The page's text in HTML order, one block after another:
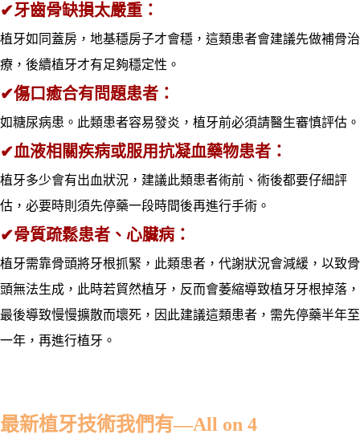
✔牙齒骨缺損太嚴重 ：
植牙如同蓋房，地基穩房子才會穩，這類患者會建議先做補骨治
療，後續植牙才有足夠穩定性。
✔傷口癒合有問題患者 ：
如糖尿病患。此類患者容易發炎，植牙前必須請醫生審慎評估。
✔血液相關疾病或服用抗凝血藥物患者 ：
植牙多少會有出血狀況，建議此類患者術前、術後都要仔細評
估，必要時則須先停藥一段時間後再進行手術。
✔骨質疏鬆患者、心臟病 ：
植牙需靠骨頭將牙根抓緊，此類患者，代謝狀況會減緩，以致骨
頭無法生成，此時若貿然植牙，反而會萎縮導致植牙牙根掉落，
最後導致慢慢擴散而壞死，因此建議這類患者，需先停藥半年至
一年，再進行植牙。
最新植牙技術我們有—All on 4